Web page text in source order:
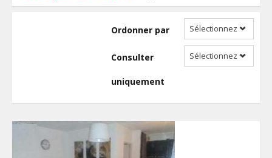
Ordonner par Sélectionnez
Consulter
uniquement
Sélectionnez